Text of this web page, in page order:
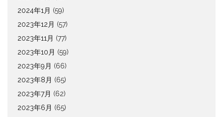
2024年1月 (59)
2023年12月 (57)
2023年11月 (77)
2023年10月 (59)
2023年9月 (66)
2023年8月 (65)
2023年7月 (62)
2023年6月 (65)